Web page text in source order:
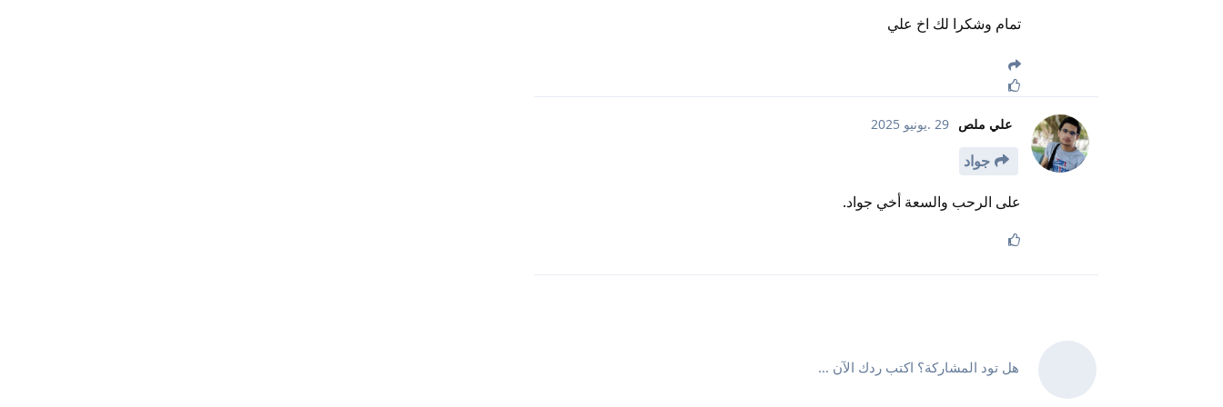
تمام وشكرا لك اخ علي
علي ملص 29 .يونيو 2025
جواد
على الرحب والسعة أخي جواد.
هل تود المشاركة؟ اكتب ردك الآن ...